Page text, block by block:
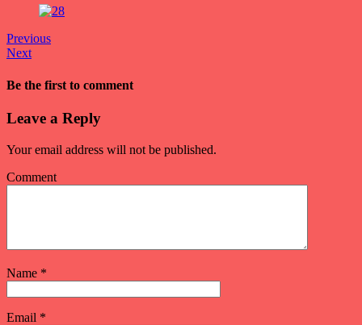
Previous
Next
Be the first to comment
Leave a Reply
Your email address will not be published.
Comment
Name *
Email *